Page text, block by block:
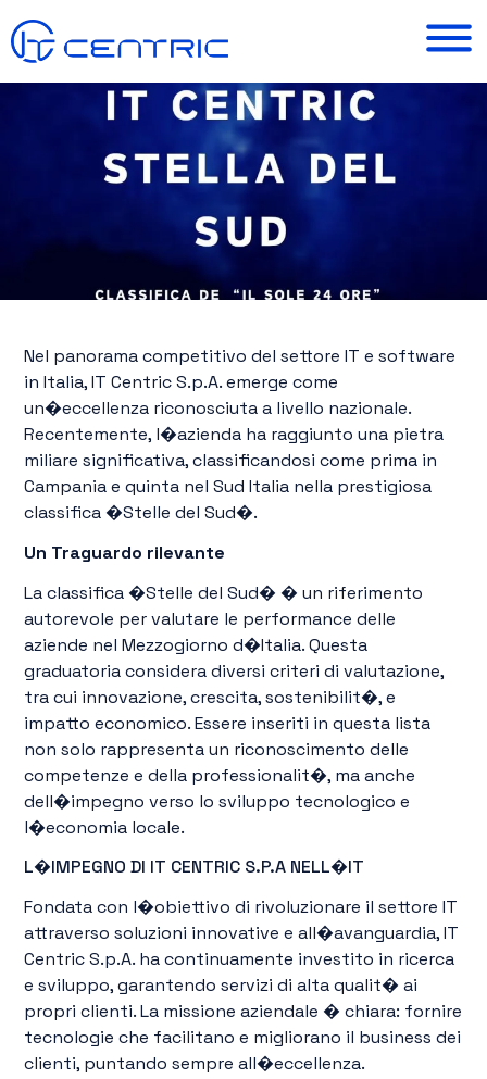
Nel panorama competitivo del settore IT e software
in Italia, IT Centric S.p.A. emerge come
un�eccellenza riconosciuta a livello nazionale.
Recentemente, l�azienda ha raggiunto una pietra
miliare significativa, classificandosi come prima in
Campania e quinta nel Sud Italia nella prestigiosa
classifica �Stelle del Sud�.
Un Traguardo rilevante
La classifica �Stelle del Sud� � un riferimento
autorevole per valutare le performance delle
aziende nel Mezzogiorno d�Italia. Questa
graduatoria considera diversi criteri di valutazione,
tra cui innovazione, crescita, sostenibilit�, e
impatto economico. Essere inseriti in questa lista
non solo rappresenta un riconoscimento delle
competenze e della professionalit�, ma anche
dell�impegno verso lo sviluppo tecnologico e
l�economia locale.
L�IMPEGNO DI IT CENTRIC S.P.A NELL�IT
Fondata con l�obiettivo di rivoluzionare il settore IT
attraverso soluzioni innovative e all�avanguardia, IT
Centric S.p.A. ha continuamente investito in ricerca
e sviluppo, garantendo servizi di alta qualit� ai
propri clienti. La missione aziendale � chiara: fornire
tecnologie che facilitano e migliorano il business dei
clienti, puntando sempre all�eccellenza.